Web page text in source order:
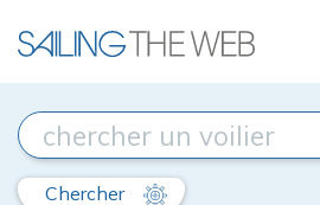
Chercher